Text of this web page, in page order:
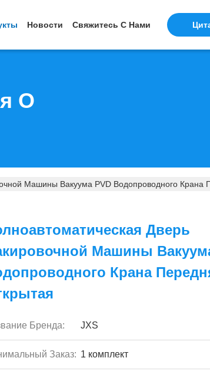
Новости Свяжитесь С Нами
О
Машины Вакуума PVD Водопроводного Крана
Дверь
Машины
Крана
Бренда: JXS
Заказ: 1 комплект